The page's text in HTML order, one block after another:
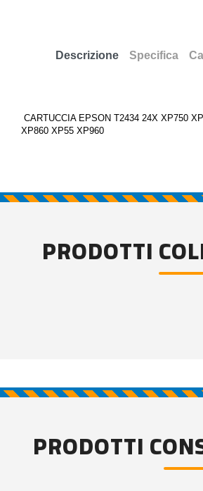
Descrizione Specifica
CARTUCCIA EPSON T2434 24X XP750
XP860 XP55 XP960
PRODOTTI
PRODOTTI